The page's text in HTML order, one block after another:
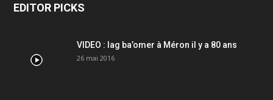
EDITOR PICKS
VIDEO : lag ba’omer à Méron il y a 80 ans
26 mai 2016